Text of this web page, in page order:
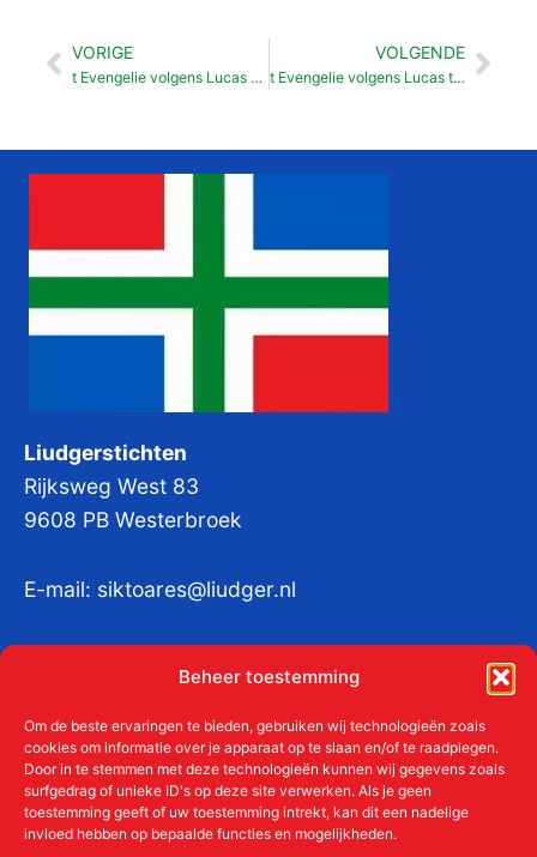
Beheer toestemming
Om de beste ervaringen te bieden, gebruiken wij technologieën zoals
cookies om informatie over je apparaat op te slaan en/of te raadplegen.
Door in te stemmen met deze technologieën kunnen wij gegevens zoals
surfgedrag of unieke ID's op deze site verwerken. Als je geen
toestemming geeft of uw toestemming intrekt, kan dit een nadelige
invloed hebben op bepaalde functies en mogelijkheden.
Vorige
VORIGE
t Evengelie volgens Lucas Jezus in tempel bie Simeon en Hanna (2:22-40)
VOLGENDE
t Evengelie volgens Lucas t Waark van Johannes de Deuper (3: 1-20)
Liudgerstichten
Rijksweg West 83
9608 PB Westerbroek
E-mail: siktoares@liudger.nl
KvKnr:41011712
Meer over de Liudgerstichten